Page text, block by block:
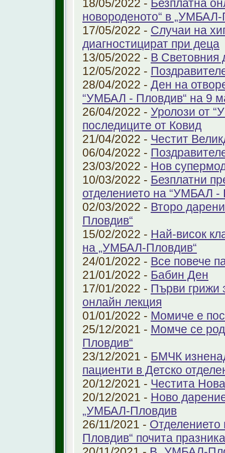
18/05/2022 - Безплатна
новороденото“ в „УМБАЛ-
17/05/2022 - Случаи на
диагностицират при деца
13/05/2022 - В Световния
12/05/2022 -
28/04/2022 - Ден на
“УМБАЛ - Пловдив“ на 9
26/04/2022 - Уролози от
последиците от Ковид
21/04/2022 - Честит
06/04/2022 -
23/03/2022 - Нов
10/03/2022 - Безплатни
отделението на “УМБАЛ -
02/03/2022 - Второ
Пловдив“
15/02/2022 - Най-висок
на „УМБАЛ-Пловдив“
24/01/2022 - Все повече
21/01/2022 - Бабин Ден
17/01/2022 - Първи грижи
онлайн лекция
01/01/2022 - Момиче е
25/12/2021 - Момче се
Пловдив“
23/12/2021 - БМЧК
пациенти в Детско
20/12/2021 - Честита
20/12/2021 - Ново
„УМБАЛ-Пловдив
26/11/2021 -
Пловдив“ почита